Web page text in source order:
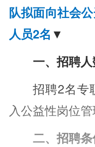
队拟面向社会
人员2名 ▼
一、招聘
招聘2名专
入公益性岗位管
二、招聘